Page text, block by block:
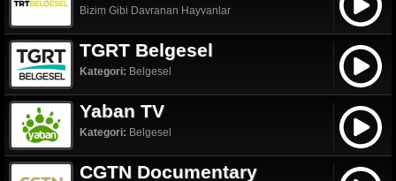
Bizim Gibi Davranan Hayvanlar
TGRT Belgesel
Kategori: Belgesel
Yaban TV
Kategori: Belgesel
CGTN Documentary